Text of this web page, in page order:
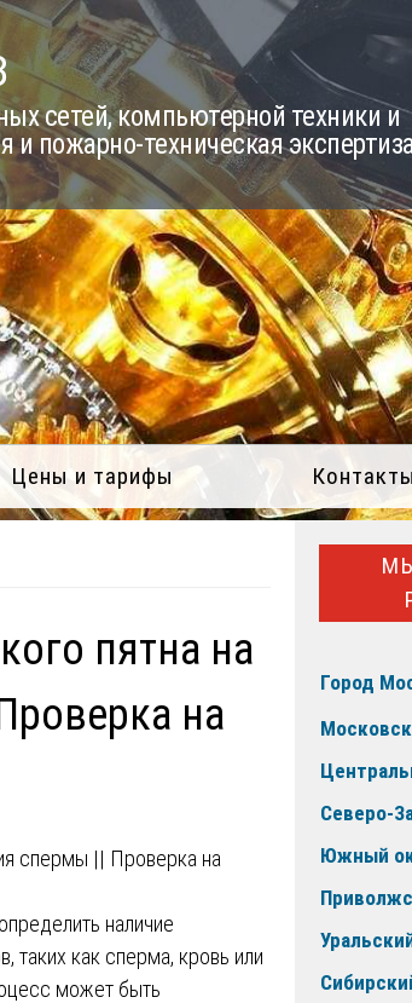
сетей, компьютерной техники и
и пожарно-техническая
Цены и тарифы Контакты
пятна на
на
наличие
таких как сперма, кровь или
может быть
Город
Северо-
Южный